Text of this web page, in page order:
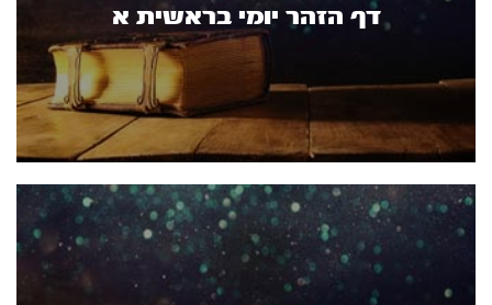
דף הזהר יומי בראשית א